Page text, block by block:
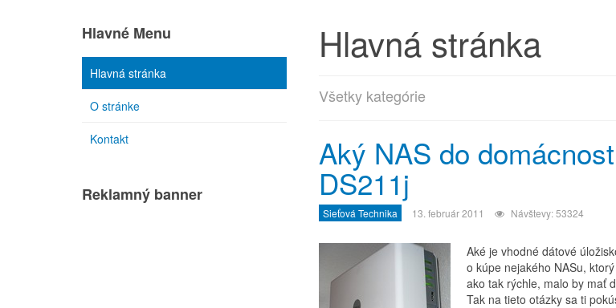
Hlavná stránka
Všetky kategórie
Aký NAS do
DS211j
Sieťová Technika 13. február 2011 Návštevy: 53324
Aké je vhodné dátové
o kúpe nejakého NASu,
ako tak rýchle, malo by mať
Tak na tieto otázky sa ti
Hlavné Menu
Hlavná stránka
O stránke
Kontakt
Reklamný banner